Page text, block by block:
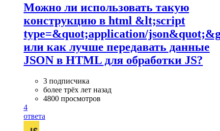
Можно ли использовать такую
конструкцию в html &lt;script
type=&quot;application/
или как лучше передавать данные
JSON в HTML для обработки JS?
3 подписчика
более трёх лет назад
4800 просмотров
4
ответа